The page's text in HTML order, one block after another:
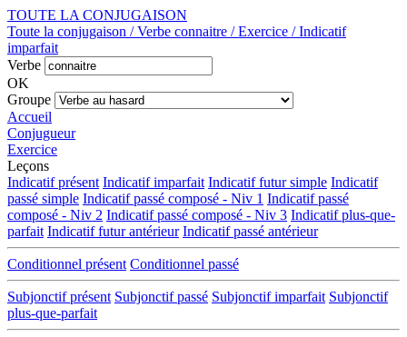
TOUTE LA CONJUGAISON
Toute la conjugaison / Verbe connaitre / Exercice / Indicatif
imparfait
Verbe
OK
Groupe
Accueil
Conjugueur
Exercice
Leçons
Indicatif présent Indicatif imparfait Indicatif futur simple Indicatif
passé simple Indicatif passé composé - Niv 1 Indicatif passé
composé - Niv 2 Indicatif passé composé - Niv 3 Indicatif plus-que-
parfait Indicatif futur antérieur Indicatif passé antérieur
Conditionnel présent Conditionnel passé
Subjonctif présent Subjonctif passé Subjonctif imparfait Subjonctif
plus-que-parfait